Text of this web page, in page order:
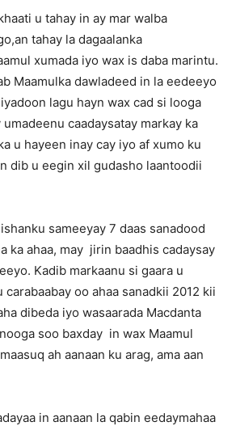
u tahay in ay mar walba
tahay la dagaalanka
xumada iyo wax is daba marintu.
Maamulka dawladeed in la eedeeyo
lagu hayn wax cad si looga
umadeenu caadaysatay markay ka
u hayeen inay cay iyo af xumo ku
dib u eegin xil gudasho laantoodii
sameeyay 7 daas sanadood
ka ahaa, may jirin baadhis cadaysay
Kadib markaanu si gaara u
oo ahaa sanadkii 2012 kii
dibeda iyo wasaarada Macdanta
soo baxday in wax Maamul
ah aanaan ku arag, ama aan
in aanaan la qabin eedaymahaa